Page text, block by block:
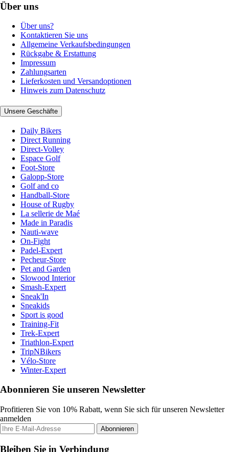
Über uns
Über uns?
Kontaktieren Sie uns
Allgemeine Verkaufsbedingungen
Rückgabe & Erstattung
Impressum
Zahlungsarten
Lieferkosten und Versandoptionen
Hinweis zum Datenschutz
Unsere Geschäfte
Daily Bikers
Direct Running
Direct-Volley
Espace Golf
Foot-Store
Galopp-Store
Golf and co
Handball-Store
House of Rugby
La sellerie de Maé
Made in Paradis
Nauti-wave
On-Fight
Padel-Expert
Pecheur-Store
Pet and Garden
Slowood Interior
Smash-Expert
Sneak'In
Sneakids
Sport is good
Training-Fit
Trek-Expert
Triathlon-Expert
TripNBikers
Vélo-Store
Winter-Expert
Abonnieren Sie unseren Newsletter
Profitieren Sie von 10% Rabatt, wenn Sie sich für unseren Newsletter
anmelden
Abonnieren
Bleiben Sie in Verbindung